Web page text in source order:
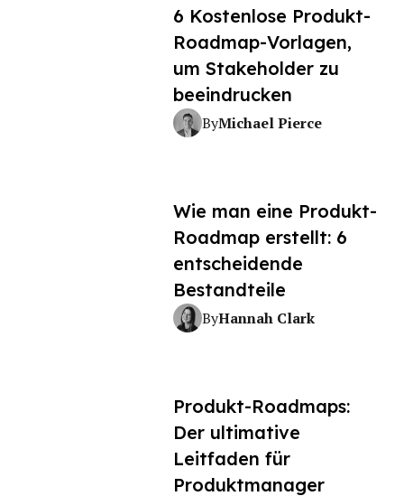
6 Kostenlose Produkt-
Roadmap-Vorlagen,
um Stakeholder zu
beeindrucken
ByMichael Pierce
Wie man eine Produkt-
Roadmap erstellt: 6
entscheidende
Bestandteile
ByHannah Clark
Produkt-Roadmaps:
Der ultimative
Leitfaden für
Produktmanager